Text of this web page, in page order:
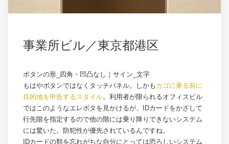
事業所ビル／東京都港区
ボタンの形_四角・凹凸なし｜サイン_文字
もはやボタンではなくタッチパネル。しかも カゴに乗る前に
目的地を申告するスタイル。利用者が限られるオフィスビル
ではこのようなエレボタを見かけるが、IDカードをかざして
行先階を指定するので他の階には乗り降りできないシステム
には驚いた。防犯性が優先されているんですね。
IDカードの類を忘れがちな自分にとっては恐ろしいシステム